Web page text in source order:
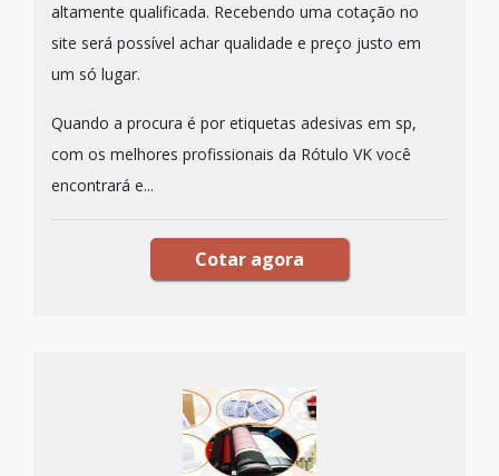
altamente qualificada. Recebendo uma cotação no
site será possível achar qualidade e preço justo em
um só lugar.
Quando a procura é por etiquetas adesivas em sp,
com os melhores profissionais da Rótulo VK você
encontrará e...
Cotar agora